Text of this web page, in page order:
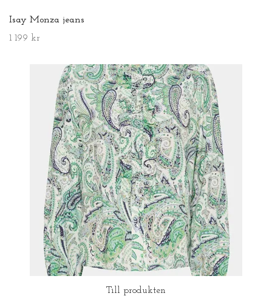
Isay Monza jeans
1 199 kr
Till produkten